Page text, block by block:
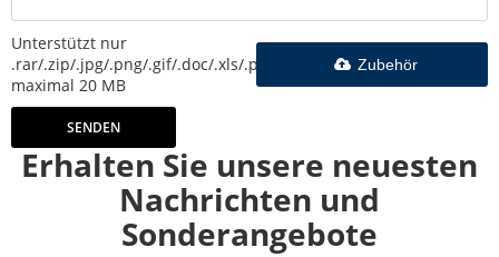
Unterstützt nur
.rar/.zip/.jpg/.png/.gif/.doc/.xls/.pdf,
maximal 20 MB
Zubehör
SENDEN
Erhalten Sie unsere neuesten
Nachrichten und
Sonderangebote